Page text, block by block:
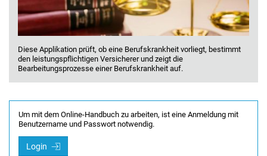
Diese Applikation prüft, ob eine Berufskrankheit vorliegt, bestimmt
den leistungspflichtigen Versicherer und zeigt die
Bearbeitungsprozesse einer Berufskrankheit auf.
Um mit dem Online-Handbuch zu arbeiten, ist eine Anmeldung mit
Benutzername und Passwort notwendig.
Login